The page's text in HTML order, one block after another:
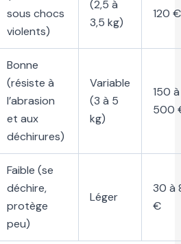
sous chocs
violents)
(2,5 à
3,5 kg)
120 €
Bonne
(résiste à
l’abrasion
et aux
déchirures)
Variable
(3 à 5
kg)
150 à
500
Faible (se
déchire,
protège
peu)
Léger
30 à
€